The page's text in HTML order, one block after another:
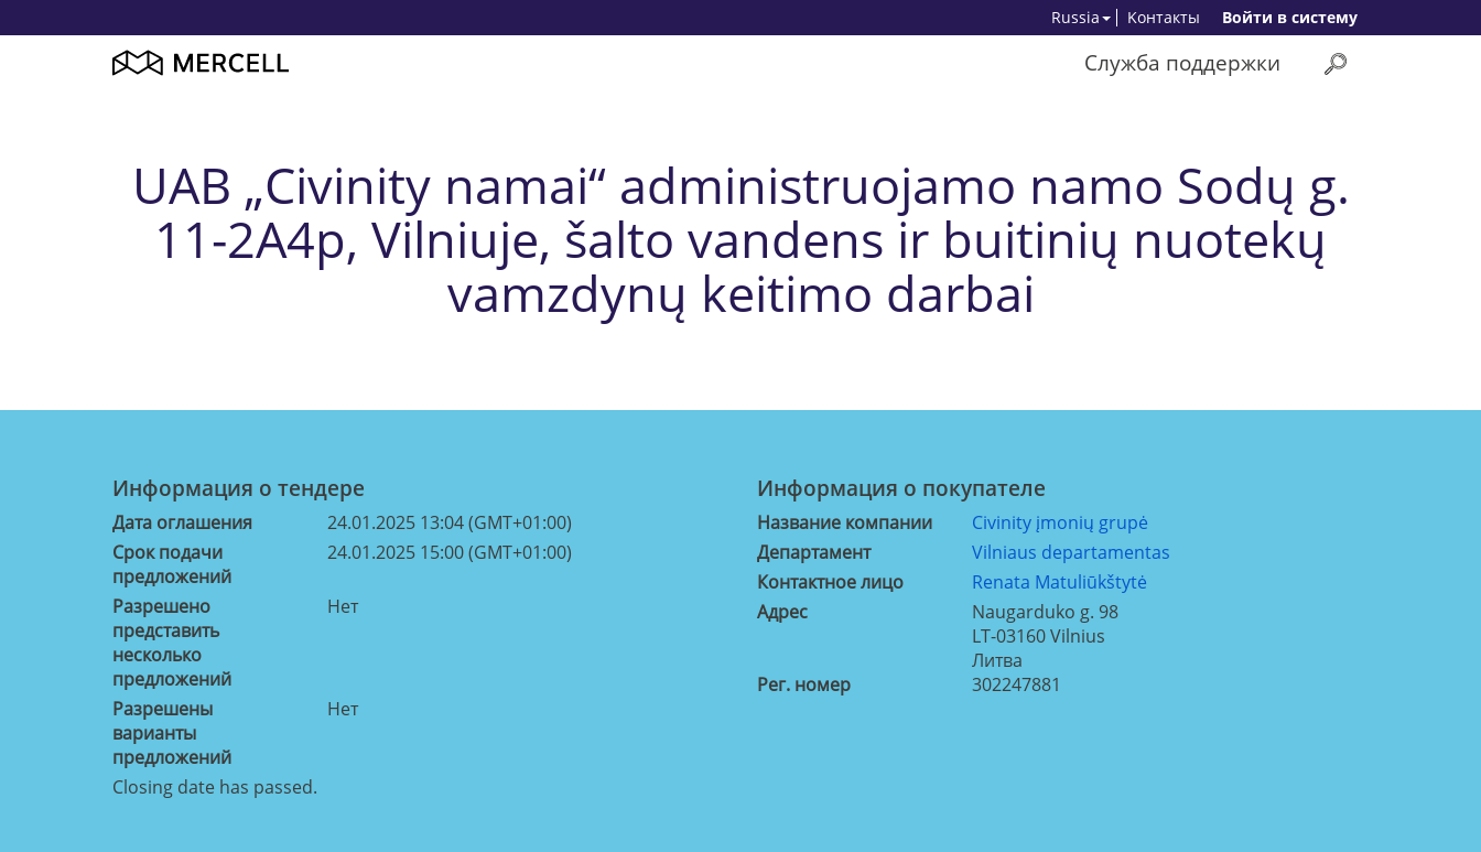
Bойти в систему
Kонтакты
Russia
Служба поддержки
UAB „Civinity namai“ administruojamo namo Sodų g.
11-2A4p, Vilniuje, šalto vandens ir buitinių nuotekų
vamzdynų keitimo darbai
Информация о тендерe
Дата оглашения
24.01.2025 13:04 (GMT+01:00)
Срок подачи
предложений
24.01.2025 15:00 (GMT+01:00)
Разрешено
представить
несколько
предложений
Нет
Разрешены
варианты
предложений
Нет
Информация о покупателе
Название компании
Civinity įmonių grupė
Департамент
Vilniaus departamentas
Контактное лицо
Renata Matuliūkštytė
Aдрес
Naugarduko g. 98
LT-03160Vilnius
Литва
Рег. номер
302247881
Closing date has passed.